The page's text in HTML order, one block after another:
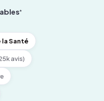
*
la Santé
avis)